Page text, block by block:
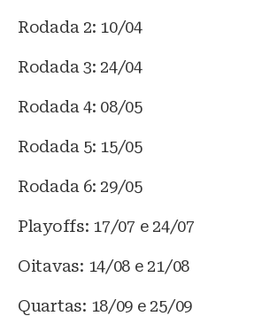
Rodada 2: 10/04
Rodada 3: 24/04
Rodada 4: 08/05
Rodada 5: 15/05
Rodada 6: 29/05
Playoffs: 17/07 e 24/07
Oitavas: 14/08 e 21/08
Quartas: 18/09 e 25/09